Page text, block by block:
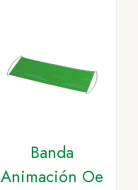
Banda
Animación Oe